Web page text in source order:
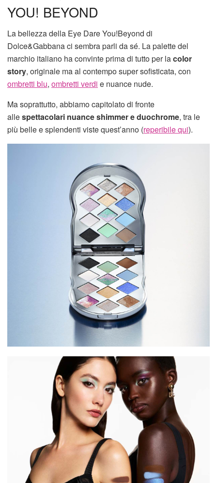
YOU! BEYOND
La bellezza della Eye Dare You!Beyond di
Dolce&Gabbana ci sembra parli da sé. La palette del
marchio italiano ha convinte prima di tutto per lacolor
story, originale ma al contempo super sofisticata, con
ombretti blu, ombretti verdi e nuance nude.
Ma soprattutto, abbiamo capitolato di fronte
allespettacolari nuance shimmer e duochrome, tra le
più belle e splendenti viste quest’anno (reperibile qui).